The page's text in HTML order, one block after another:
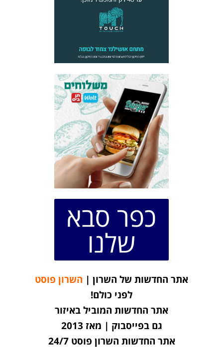
כפר סבא
שלנו
אתר החדשות של השרון | השרון פוסט
לפני כולם!
אתר החדשות המוביל באיזור
גם בפייסבוק | מאז 2013
אתר החדשות השרון פוסט 24/7